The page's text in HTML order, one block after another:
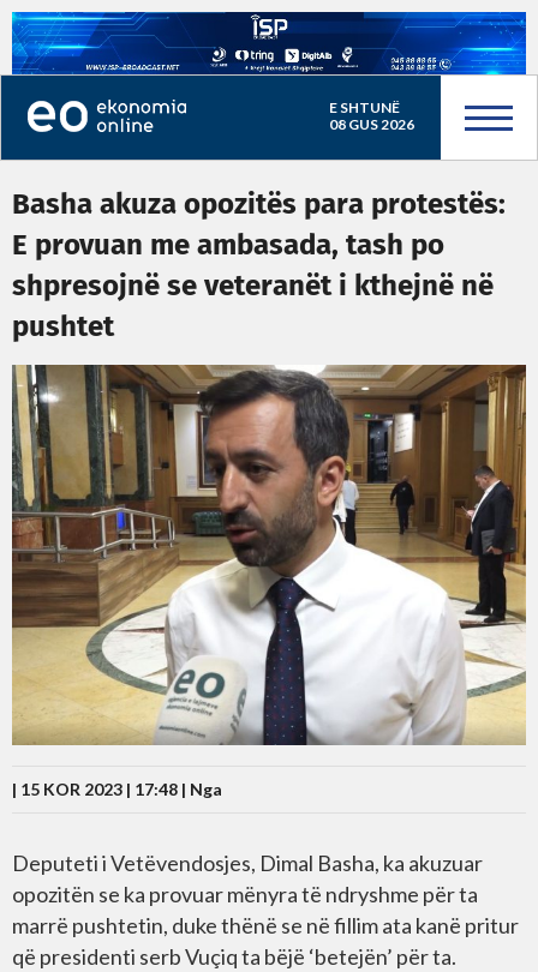
E SHTUNË
08 GUS 2026
Basha akuza opozitës para protestës:
E provuan me ambasada, tash po
shpresojnë se veteranët i kthejnë në
pushtet
| 15 KOR 2023 | 17:48 | Nga
Deputeti i Vetëvendosjes, Dimal Basha, ka akuzuar
opozitën se ka provuar mënyra të ndryshme për ta
marrë pushtetin, duke thënë se në fillim ata kanë pritur
që presidenti serb Vuçiq ta bëjë ‘betejën’ për ta.